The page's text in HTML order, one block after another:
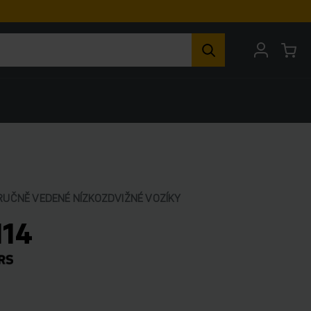
VEDENÉ NÍZKOZDVIŽNÉ VOZÍKY